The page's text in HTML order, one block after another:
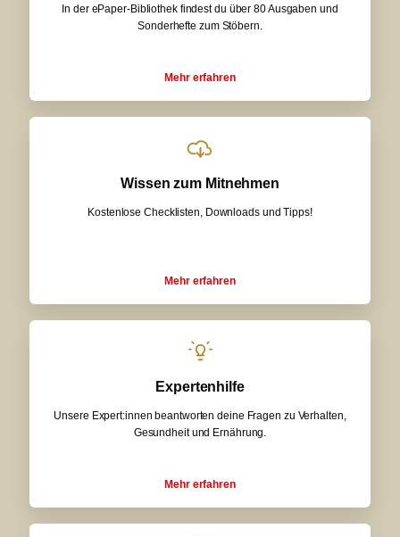
In der ePaper-Bibliothek findest du über 80 Ausgaben und
Sonderhefte zum Stöbern.
Mehr erfahren
Wissen zum Mitnehmen
Kostenlose Checklisten, Downloads und Tipps!
Mehr erfahren
Expertenhilfe
Unsere Expert:innen beantworten deine Fragen zu Verhalten,
Gesundheit und Ernährung.
Mehr erfahren